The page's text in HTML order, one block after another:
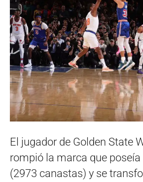
El jugador de Golden State
rompió la marca que poseía
(2973 canastas) y se